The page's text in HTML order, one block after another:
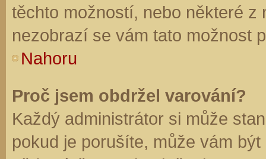
těchto možností, nebo některé z
nezobrazí se vám tato možnost
Nahoru
Proč jsem obdržel varování?
Každý administrátor si může
pokud je porušíte, může vám